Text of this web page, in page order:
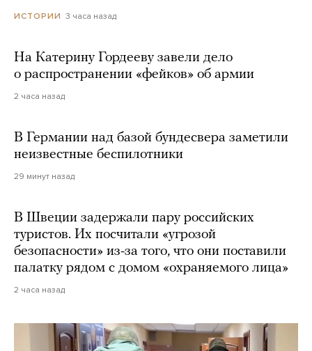
ИСТОРИИ 3 часа назад
На Катерину Гордееву завели дело
о распространении «фейков» об армии
2 часа назад
В Германии над базой бундесвера заметили
неизвестные беспилотники
29 минут назад
В Швеции задержали пару российских
туристов. Их посчитали «угрозой
безопасности» из-за того, что они поставили
палатку рядом с домом «охраняемого лица»
2 часа назад